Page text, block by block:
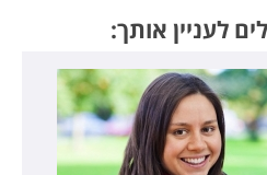
לעניין אותך: